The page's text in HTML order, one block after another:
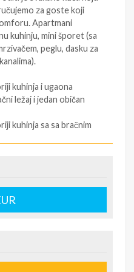
za goste koji
Apartmani
kuhinju, mini šporet (sa
peglu, dasku za
kuhinja i ugaona
ležaj i jedan običan
kuhinja sa sa bračnim
prostoriji bračni
kuhinja, bračni ležaj
na razvlačenje, jedan